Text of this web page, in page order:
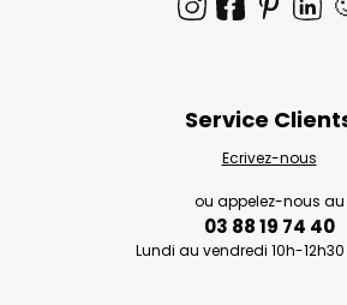
Service
Ecrivez-nous
ou appelez-nous au
03 88 19 74 40
Lundi au vendredi 10h-12h30